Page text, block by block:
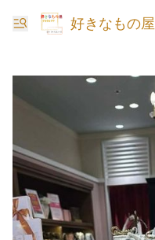
好きなもの屋